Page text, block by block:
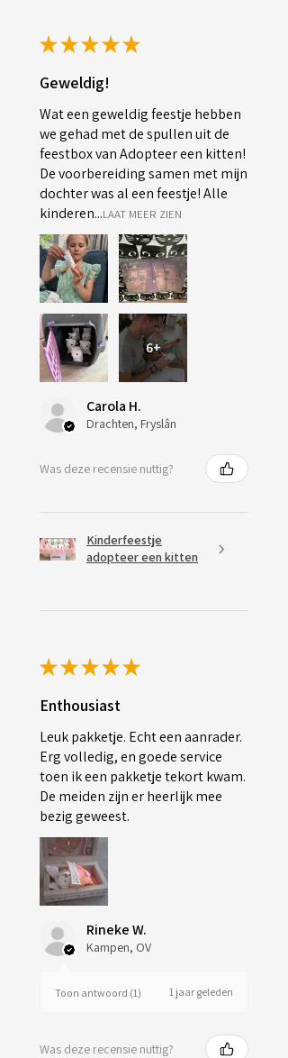
★★★★★
Geweldig!
Wat een geweldig feestje hebben
we gehad met de spullen uit de
feestbox van Adopteer een kitten!
De voorbereiding samen met mijn
dochter was al een feestje! Alle
kinderen...LAAT MEER ZIEN
6+
Carola H.
Drachten, Fryslân
Was deze recensie nuttig?
Kinderfeestje
adopteer een kitten
★★★★★
Enthousiast
Leuk pakketje. Echt een aanrader.
Erg volledig, en goede service
toen ik een pakketje tekort kwam.
De meiden zijn er heerlijk mee
bezig geweest.
Rineke W.
Kampen, OV
Toon antwoord (1) 1 jaar geleden
Was deze recensie nuttig?